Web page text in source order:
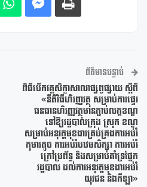
ព័ត៌មានបន្ទាប់
ពិធីបើកវគ្គសិក្ខាសាលាផ្សព្វផ្សាយ ស្ដីពី
«នីតិវិធីហិរញ្ញវត្ថុ សម្រាប់ការផ្ទេរ
ធនធានហិរញ្ញវត្ថុមានភ្ជាប់លក្ខខណ្ឌ
ទៅឱ្យរដ្ឋបាលក្រុង ស្រុក ខណ្ឌ
សម្រាប់អនុវត្តមុខងារគ្រប់គ្រងការអប់រំ
កុមារតូច ការអប់រំបឋមសិក្សា ការអប់រំ
ក្រៅប្រព័ន្ធ និងសម្រាប់គាំទ្រផ្នែក
រដ្ឋបាល ដល់ការអនុវត្តមុខងារអប់រំ
យុវជន និងកីឡា»